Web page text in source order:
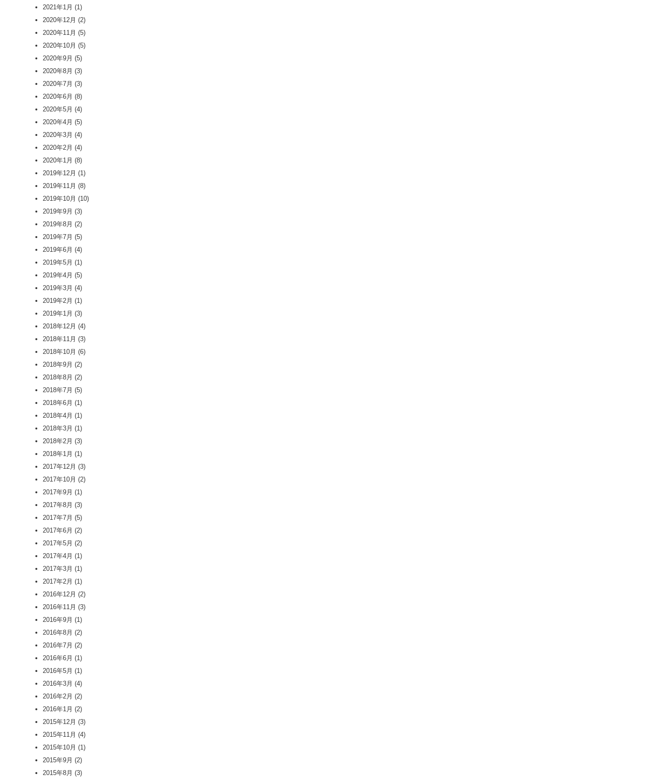
2021年1月 (1)
2020年12月 (2)
2020年11月 (5)
2020年10月 (5)
2020年9月 (5)
2020年8月 (3)
2020年7月 (3)
2020年6月 (8)
2020年5月 (4)
2020年4月 (5)
2020年3月 (4)
2020年2月 (4)
2020年1月 (8)
2019年12月 (1)
2019年11月 (8)
2019年10月 (10)
2019年9月 (3)
2019年8月 (2)
2019年7月 (5)
2019年6月 (4)
2019年5月 (1)
2019年4月 (5)
2019年3月 (4)
2019年2月 (1)
2019年1月 (3)
2018年12月 (4)
2018年11月 (3)
2018年10月 (6)
2018年9月 (2)
2018年8月 (2)
2018年7月 (5)
2018年6月 (1)
2018年4月 (1)
2018年3月 (1)
2018年2月 (3)
2018年1月 (1)
2017年12月 (3)
2017年10月 (2)
2017年9月 (1)
2017年8月 (3)
2017年7月 (5)
2017年6月 (2)
2017年5月 (2)
2017年4月 (1)
2017年3月 (1)
2017年2月 (1)
2016年12月 (2)
2016年11月 (3)
2016年9月 (1)
2016年8月 (2)
2016年7月 (2)
2016年6月 (1)
2016年5月 (1)
2016年3月 (4)
2016年2月 (2)
2016年1月 (2)
2015年12月 (3)
2015年11月 (4)
2015年10月 (1)
2015年9月 (2)
2015年8月 (3)